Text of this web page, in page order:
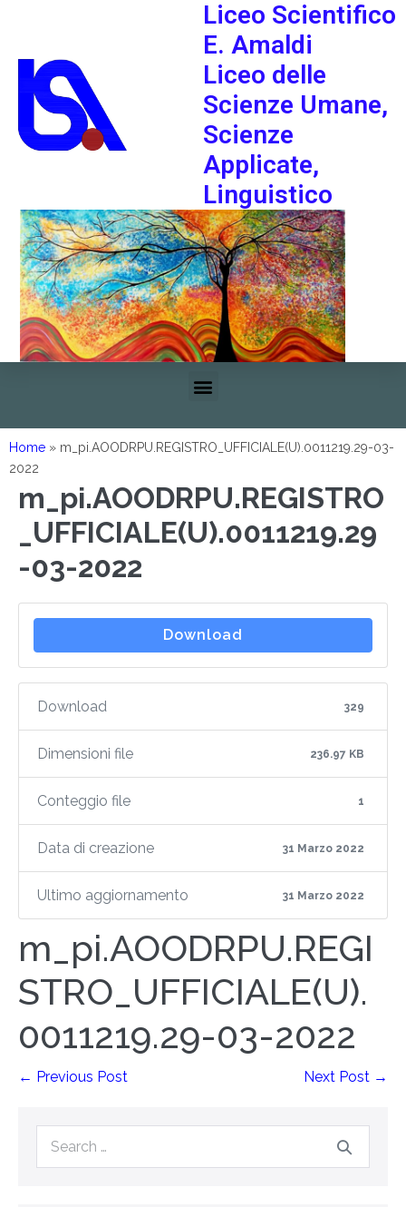
Liceo Scientifico
E. Amaldi
Liceo delle
Scienze Umane,
Scienze
Applicate,
Linguistico
Home » m_pi.AOODRPU.REGISTRO_UFFICIALE(U).0011219.29-03-
2022
m_pi.AOODRPU.REGISTRO
_UFFICIALE(U).0011219.29
-03-2022
Download
Download 329
Dimensioni file 236.97 KB
Conteggio file 1
Data di creazione 31 Marzo 2022
Ultimo aggiornamento 31 Marzo 2022
m_pi.AOODRPU.REGI
STRO_UFFICIALE(U).
0011219.29-03-2022
← Previous Post Next Post →